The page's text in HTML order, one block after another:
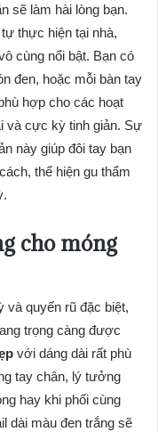
sẽ làm hài lòng bạn.
thực hiện tại nhà,
cùng nổi bật. Bạn có
đen, hoặc mỗi bàn tay
hợp cho các hoạt
và cực kỳ tinh giản. Sự
này giúp đôi tay bạn
thể hiện gu thẩm
cho móng
và quyến rũ đặc biệt,
trọng càng được
với dáng dài rất phù
tay chân, lý tưởng
hay khi phối cùng
dài màu đen trắng sẽ